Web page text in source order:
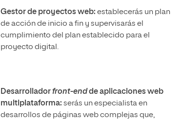
Gestor de proyectos web: establecerás un plan
de acción de inicio a fin y supervisarás el
cumplimiento del plan establecido para el
proyecto digital.
Desarrolladorfront-endde aplicaciones web
multiplataforma: serás un especialista en
desarrollos de páginas web complejas que,